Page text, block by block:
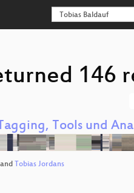
146
Tools und
Tobias Jordans